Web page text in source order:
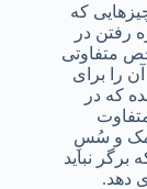
که
رفتن در
متفاوتی
را برای
که در
نمک و سُسِ
نباید
دهد.